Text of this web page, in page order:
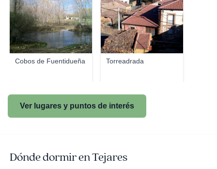
Cobos de Fuentidueña Torreadrada
Ver lugares y puntos de interés
Dónde dormir en Tejares